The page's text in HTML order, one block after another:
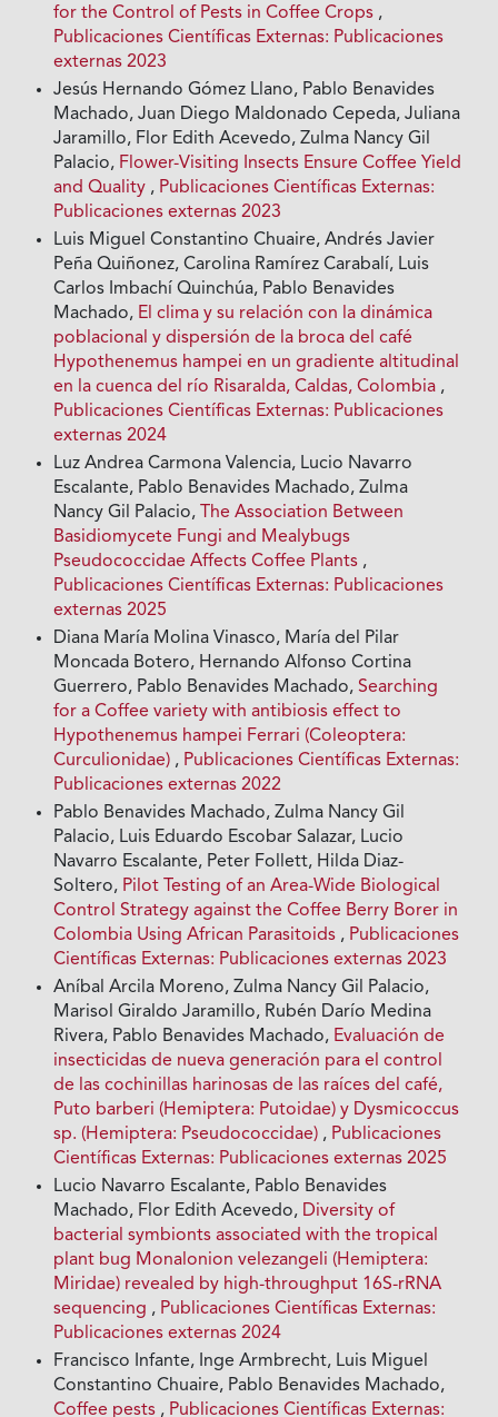
for the Control of Pests in Coffee Crops ,
Publicaciones Científicas Externas: Publicaciones
externas 2023
Jesús Hernando Gómez Llano, Pablo Benavides
Machado, Juan Diego Maldonado Cepeda, Juliana
Jaramillo, Flor Edith Acevedo, Zulma Nancy Gil
Palacio, Flower-Visiting Insects Ensure Coffee Yield
and Quality , Publicaciones Científicas Externas:
Publicaciones externas 2023
Luis Miguel Constantino Chuaire, Andrés Javier
Peña Quiñonez, Carolina Ramírez Carabalí, Luis
Carlos Imbachí Quinchúa, Pablo Benavides
Machado, El clima y su relación con la dinámica
poblacional y dispersión de la broca del café
Hypothenemus hampei en un gradiente altitudinal
en la cuenca del río Risaralda, Caldas, Colombia ,
Publicaciones Científicas Externas: Publicaciones
externas 2024
Luz Andrea Carmona Valencia, Lucio Navarro
Escalante, Pablo Benavides Machado, Zulma
Nancy Gil Palacio, The Association Between
Basidiomycete Fungi and Mealybugs
Pseudococcidae Affects Coffee Plants ,
Publicaciones Científicas Externas: Publicaciones
externas 2025
Diana María Molina Vinasco, María del Pilar
Moncada Botero, Hernando Alfonso Cortina
Guerrero, Pablo Benavides Machado,Searching
for a Coffee variety with antibiosis effect to
Hypothenemus hampei Ferrari (Coleoptera:
Curculionidae) , Publicaciones Científicas Externas:
Publicaciones externas 2022
Pablo Benavides Machado, Zulma Nancy Gil
Palacio, Luis Eduardo Escobar Salazar, Lucio
Navarro Escalante, Peter Follett, Hilda Diaz-
Soltero, Pilot Testing of an Area-Wide Biological
Control Strategy against the Coffee Berry Borer in
Colombia Using African Parasitoids , Publicaciones
Científicas Externas: Publicaciones externas 2023
Aníbal Arcila Moreno, Zulma Nancy Gil Palacio,
Marisol Giraldo Jaramillo, Rubén Darío Medina
Rivera, Pablo Benavides Machado, Evaluación de
insecticidas de nueva generación para el control
de las cochinillas harinosas de las raíces del café,
Puto barberi (Hemiptera: Putoidae) y Dysmicoccus
sp. (Hemiptera: Pseudococcidae) , Publicaciones
Científicas Externas: Publicaciones externas 2025
Lucio Navarro Escalante, Pablo Benavides
Machado, Flor Edith Acevedo, Diversity of
bacterial symbionts associated with the tropical
plant bug Monalonion velezangeli (Hemiptera:
Miridae) revealed by high-throughput 16S-rRNA
sequencing , Publicaciones Científicas Externas:
Publicaciones externas 2024
Francisco Infante, Inge Armbrecht, Luis Miguel
Constantino Chuaire, Pablo Benavides Machado,
Coffee pests , Publicaciones Científicas Externas: